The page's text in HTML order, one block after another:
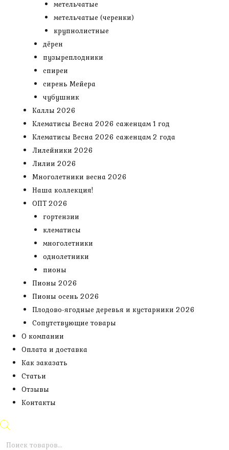
метельчатые
метельчатые (черенки)
крупнолистные
дёрен
пузыреплодники
спиреи
сирень Мейера
чубушник
Каллы 2026
Клематисы Весна 2026 саженцам 1 год
Клематисы Весна 2026 саженцам 2 года
Лилейники 2026
Лилии 2026
Многолетники весна 2026
Наша коллекция!
ОПТ 2026
гортензии
клематисы
многолетники
однолетники
пионы
Пионы 2026
Пионы осень 2026
Плодово-ягодные деревья и кустарники 2026
Сопутствующие товары
О компании
Оплата и доставка
Как заказать
Статьи
Отзывы
Контакты
Поиск